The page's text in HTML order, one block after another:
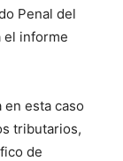
Penal del
el informe
en esta caso
tributarios,
de